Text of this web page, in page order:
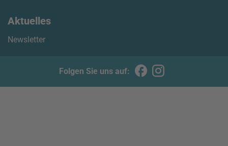
Aktuelles
Newsletter
Folgen Sie uns auf: